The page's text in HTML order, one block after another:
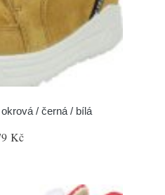
/ černá / bílá
Kč